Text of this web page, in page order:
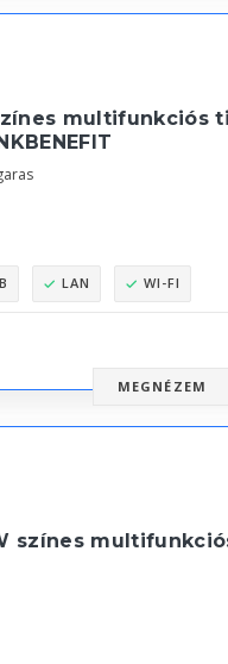
multifunkciós
LAN WI-FI
MEGNÉZEM
színes